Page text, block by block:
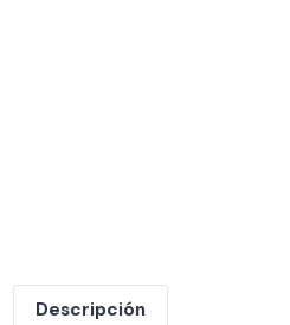
Descripción